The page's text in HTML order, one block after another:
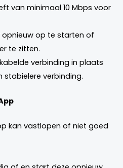
van minimaal 10 Mbps voor
opnieuw op te starten of
te zitten.
verbinding in plaats
stabielere verbinding.
kan vastlopen of niet goed